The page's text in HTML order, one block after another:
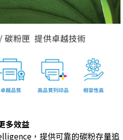
多效益
，提供可靠的碳粉存量追